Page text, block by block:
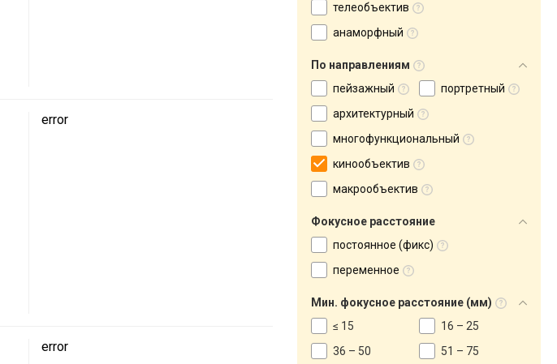
error
error
телеобъектив
анаморфный
По направлениям
пейзажный
портретный
архитектурный
многофункциональный
кинообъектив
макрообъектив
Фокусное расстояние
постоянное (фикс)
переменное
Мин. фокусное расстояние (мм)
≤ 15
16 – 25
36 – 50
51 – 75